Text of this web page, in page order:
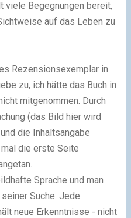
viele Begegnungen bereit,
auf das Leben zu
Rezensionsexemplar in
zu, ich hätte das Buch in
mitgenommen. Durch
(das Bild hier wird
die Inhaltsangabe
die erste Seite
Sprache und man
Suche. Jede
neue Erkenntnisse - nicht